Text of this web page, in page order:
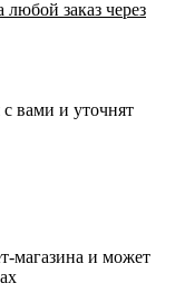
любой заказ через
вами и уточнят
магазина и может